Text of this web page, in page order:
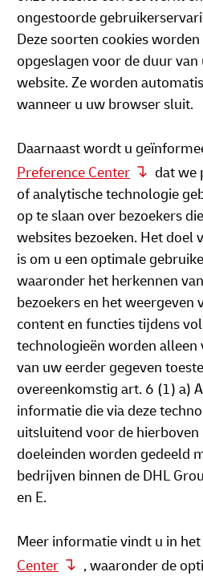
ongestoorde
Deze soorten cookies
opgeslagen voor de duur van
website. Ze worden
wanneer u uw browser sluit.
Daarnaast wordt u
Preference Center
dat we
of analytische technologie
op te slaan over bezoekers
websites bezoeken. Het doel
is om u een optimale
waaronder het herkennen
bezoekers en het weergeven
content en functies tijdens
technologieën worden
van uw eerder gegeven
overeenkomstig art. 6 (1) a)
informatie die via deze
uitsluitend voor de hierboven
doeleinden worden gedeeld
bedrijven binnen de DHL
en E.
Meer informatie vindt u in het
Center
, waaronder de